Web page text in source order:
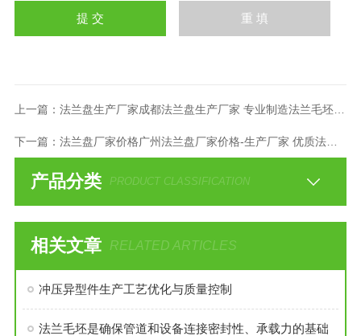
上一篇： 法兰盘生产厂家成都法兰盘生产厂家 专业制造法兰毛坯管件
下一篇： 法兰盘厂家价格广州法兰盘厂家价格-生产厂家 优质法兰毛坯
产品分类 PRODUCT CLASSIFICATION
相关文章 RELATED ARTICLES
冲压异型件生产工艺优化与质量控制
法兰毛坯是确保管道和设备连接密封性、承载力的基础